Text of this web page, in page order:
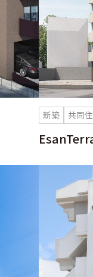
新築 共同